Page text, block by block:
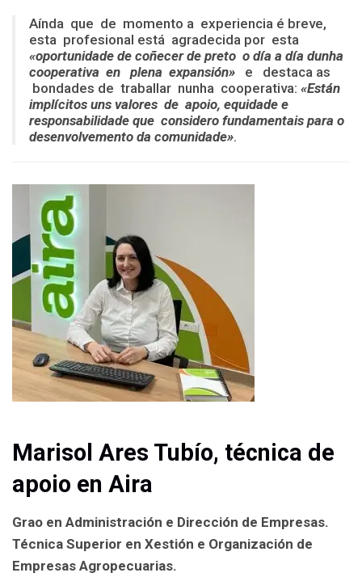
Aínda que de momento a experiencia é breve,
esta profesional está agradecida por esta
«oportunidade de coñecer de preto o día a día dunha
cooperativa en plena expansión»
e destaca as
bondades de traballar nunha cooperativa: «Están
implícitos uns valores de apoio, equidade e
responsabilidade que considero fundamentais para o
desenvolvemento da comunidade».
Marisol Ares Tubío, técnica de
apoio en Aira
Grao en Administración e Dirección de Empresas.
Técnica Superior en Xestión e Organización de
Empresas Agropecuarias.